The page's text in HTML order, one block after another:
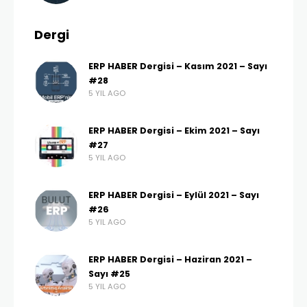
Dergi
ERP HABER Dergisi – Kasım 2021 – Sayı
#28
5 YIL AGO
ERP HABER Dergisi – Ekim 2021 – Sayı
#27
5 YIL AGO
ERP HABER Dergisi – Eylül 2021 – Sayı
#26
5 YIL AGO
ERP HABER Dergisi – Haziran 2021 –
Sayı #25
5 YIL AGO